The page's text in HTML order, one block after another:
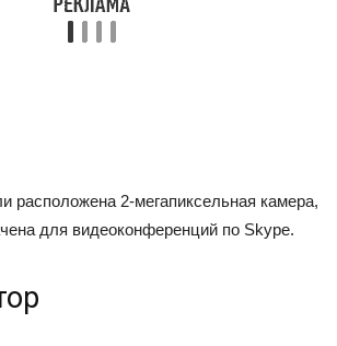
расположена 2-мегапиксельная камера,
для видеоконференций по Skype.